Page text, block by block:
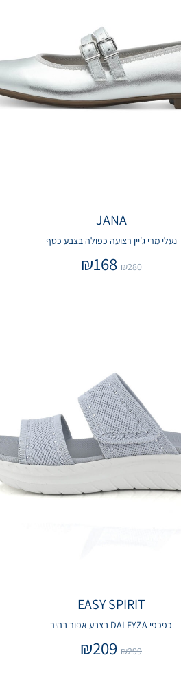
JANA
נעלי מרי ג׳יין רצועה כפולה בצבע כסף
₪280
₪168
EASY SPIRIT
כפכפי DALEYZA בצבע אפור בהיר
₪299
₪209